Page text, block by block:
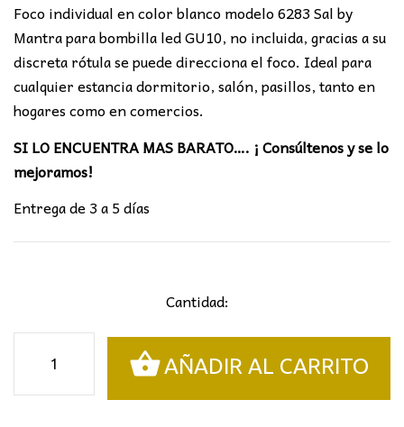
Foco individual en color blanco modelo 6283 Sal by
Mantra para bombilla led GU10, no incluida, gracias a su
discreta rótula se puede direcciona el foco. Ideal para
cualquier estancia dormitorio, salón, pasillos, tanto en
hogares como en comercios.
SI LO ENCUENTRA MAS BARATO…. ¡ Consúltenos y se lo
mejoramos!
Entrega de 3 a 5 días
Cantidad:
SAL
AÑADIR AL CARRITO